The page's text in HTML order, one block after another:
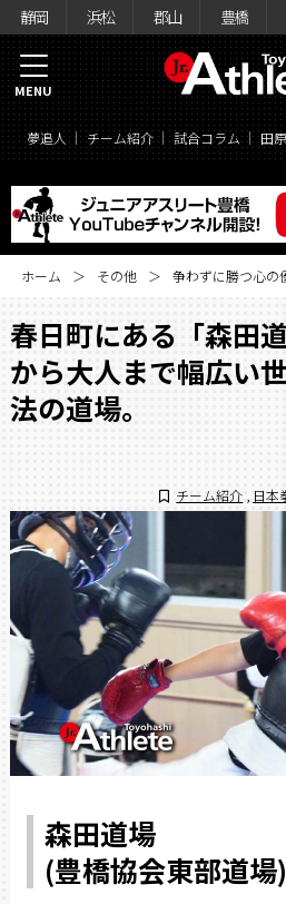
静岡 浜松 郡山 豊橋
夢追人 チーム紹介 試合コラム 田
MENU
ホーム その他 争わずに勝つ心の
春日町にある「森田
から大人まで幅広い
法の道場。
チーム紹介
日本
森田道場
(豊橋協会東部道場)